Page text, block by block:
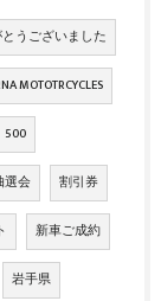
うございました
MOTOTRCYCLES
500
選会 割引券
新車ご成約
岩手県